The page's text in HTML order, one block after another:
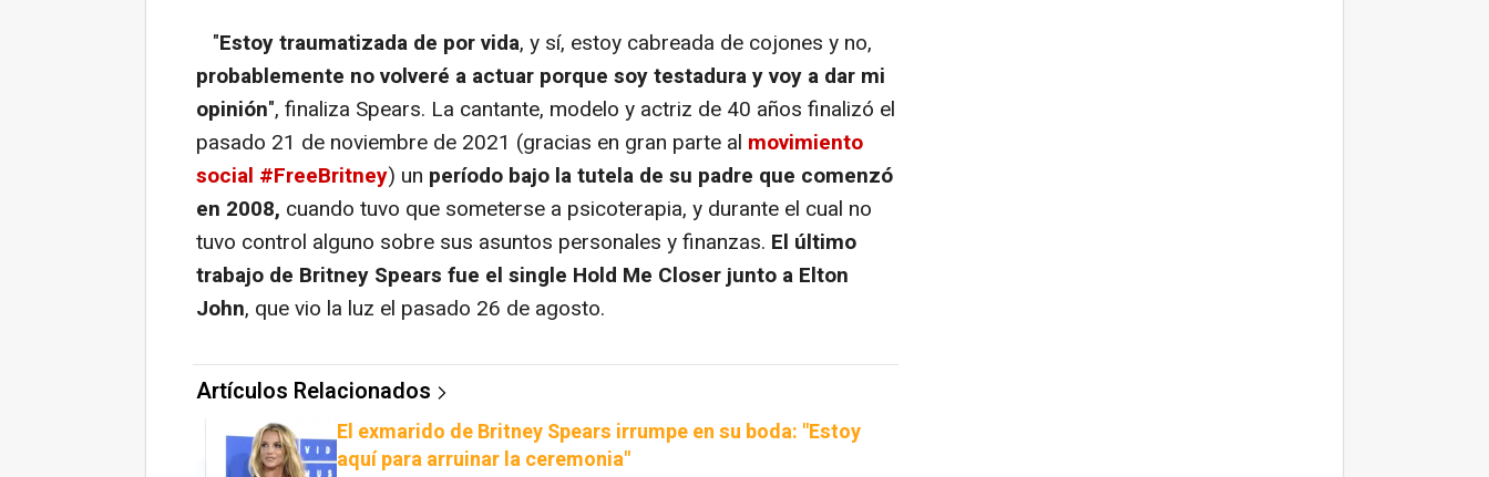
"Estoy traumatizada de por vida, y sí, estoy cabreada de cojones y no,
probablemente no volveré a actuar porque soy testadura y voy a dar mi
opinión", finaliza Spears. La cantante, modelo y actriz de 40 años finalizó el
pasado 21 de noviembre de 2021 (gracias en gran parte al movimiento
social #FreeBritney) un período bajo la tutela de su padre que comenzó
en 2008, cuando tuvo que someterse a psicoterapia, y durante el cual no
tuvo control alguno sobre sus asuntos personales y finanzas. El último
trabajo de Britney Spears fue el single Hold Me Closer junto a Elton
John, que vio la luz el pasado 26 de agosto.
Artículos Relacionados
El exmarido de Britney Spears irrumpe en su boda: "Estoy
aquí para arruinar la ceremonia"